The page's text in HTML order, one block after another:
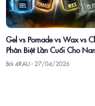
Gel vs Pomade vs Wax vs
Phân Biệt Lần Cuối Cho
Bởi 4RAU · 27/04/2026